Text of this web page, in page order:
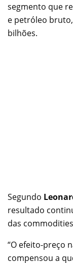
segmento que
e petróleo
bilhões.
Segundo
resultado
das
“O efeito-preço
compensou a